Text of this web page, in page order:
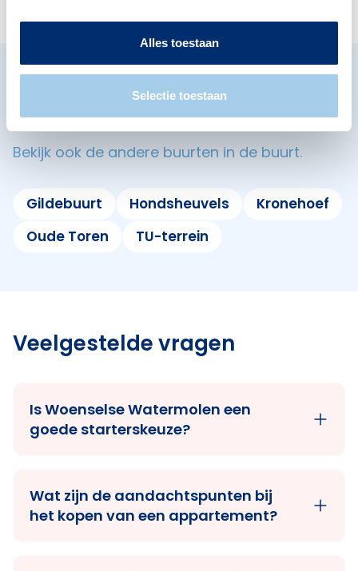
Alles toestaan
Selectie toestaan
Omliggende buurten in
Eindhoven
Bekijk ook de andere buurten in de buurt.
Gildebuurt Hondsheuvels
Kronehoef
Oude Toren
TU-terrein
Veelgestelde vragen
Is Woenselse Watermolen een
goede starterskeuze?
Wat zijn de aandachtspunten bij
het kopen van een appartement?